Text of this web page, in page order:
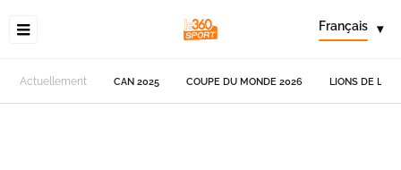
Français ▾
Actuellement CAN 2025 COUPE DU MONDE 2026 LIONS DE